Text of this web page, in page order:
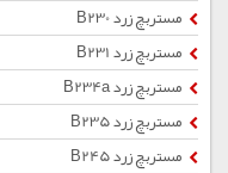
مستربچ زرد B230
مستربچ زرد B231
مستربچ زرد B234a
مستربچ زرد B235
مستربچ زرد B245